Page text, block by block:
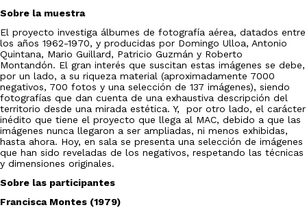
Sobre la muestra
El proyecto investiga álbumes de fotografía aérea, datados entre
los años 1962-1970, y producidas por Domingo Ulloa, Antonio
Quintana, Mario Guillard, Patricio Guzmán y Roberto
Montandón. El gran interés que suscitan estas imágenes se debe,
por un lado, a su riqueza material (aproximadamente 7000
negativos, 700 fotos y una selección de 137 imágenes), siendo
fotografías que dan cuenta de una exhaustiva descripción del
territorio desde una mirada estética. Y, por otro lado, el carácter
inédito que tiene el proyecto que llega al MAC, debido a que las
imágenes nunca llegaron a ser ampliadas, ni menos exhibidas,
hasta ahora. Hoy, en sala se presenta una selección de imágenes
que han sido reveladas de los negativos, respetando las técnicas
y dimensiones originales.
Sobre las participantes
Francisca Montes (1979)